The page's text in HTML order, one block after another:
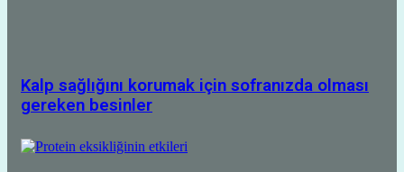
Kalp sağlığını korumak için sofranızda olması
gereken besinler